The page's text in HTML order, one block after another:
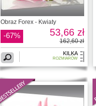
Obraz Forex - Kwiaty
-67% 53,66 zł
162,60 zł
KILKA
ROZMIARÓW